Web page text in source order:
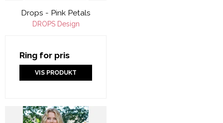
Drops - Pink Petals
DROPS Design
Ring for pris
VIS PRODUKT